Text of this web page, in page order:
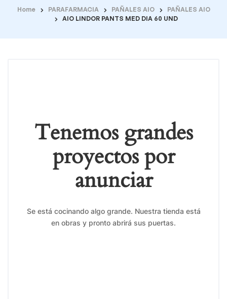
Home PARAFARMACIA PAÑALES AIO
PAÑALES AIO
AIO LINDOR PANTS MED DIA 60 UND
Tenemos grandes
proyectos por
anunciar
Se está cocinando algo grande. Nuestra tienda está
en obras y pronto abrirá sus puertas.